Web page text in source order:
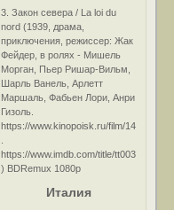
3. Закон севера / La loi du
nord (1939, драма,
приключения, режиссер: Жак
Фейдер, в ролях - Мишель
Морган, Пьер Ришар-Вильм,
Шарль Ванель, Арлетт
Маршаль, Фабьен Лори, Анри
Гизоль.
https://www.kinopoisk.ru/film/140355/
https://www.imdb.com/title/tt0031585/
) BDRemux 1080p
Италия